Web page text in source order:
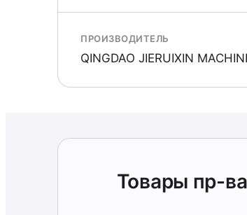
ПРОИЗВОДИТЕЛЬ
QINGDAO JIERUIXIN
Товары пр-ва